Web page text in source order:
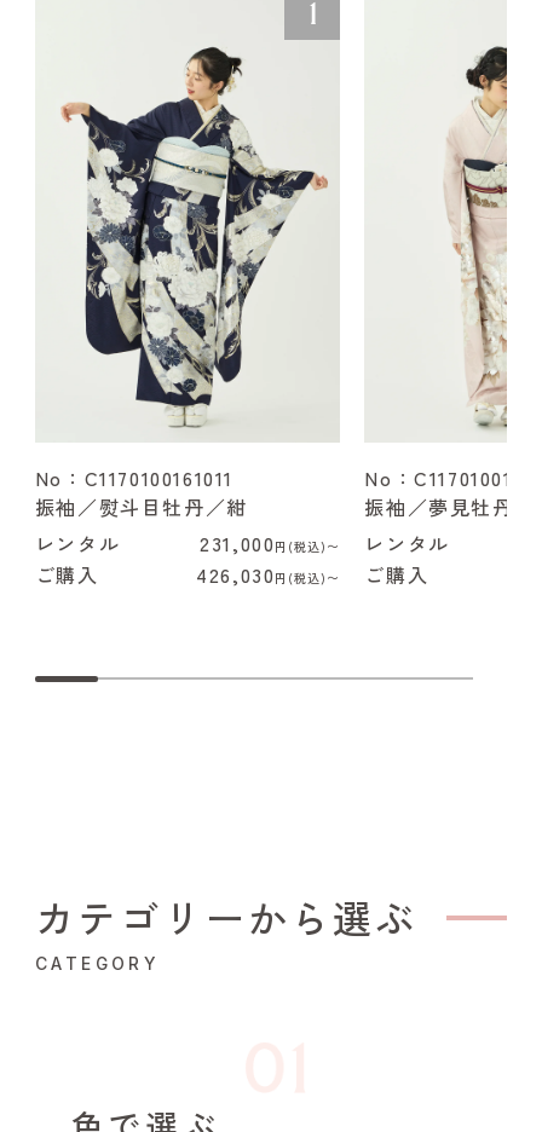
No：C1170100161011
振袖／熨斗目牡丹／紺
レンタル
231,000 円(税込)〜
ご購入 426,030 円(税込)〜
No：
振袖／夢見牡丹／
レンタル
ご購入
カテゴリーから選ぶ
CATEGORY